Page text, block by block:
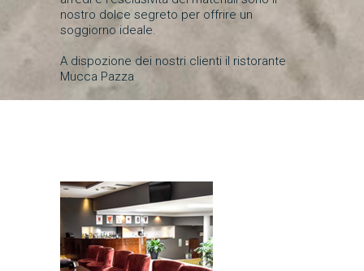
nostro dolce segreto per offrire un
soggiorno ideale.
A dispozione dei nostri clienti il ristorante
Mucca Pazza